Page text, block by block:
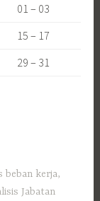
01 – 03
15 – 17
29 – 31
beban kerja,
Jabatan